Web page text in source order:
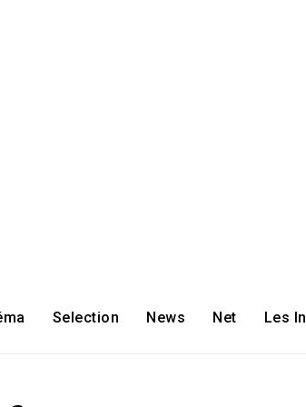
Selection News Net Les